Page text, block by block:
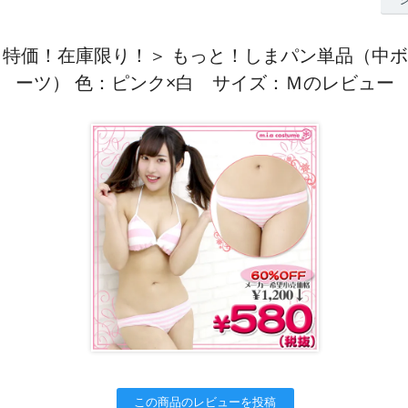
価！在庫限り！＞ もっと！しまパン単品（中
ーツ） 色：ピンク×白 サイズ：Ｍのレビュー
この商品のレビューを投稿